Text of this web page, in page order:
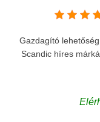
Gazdagító
Scandic híres